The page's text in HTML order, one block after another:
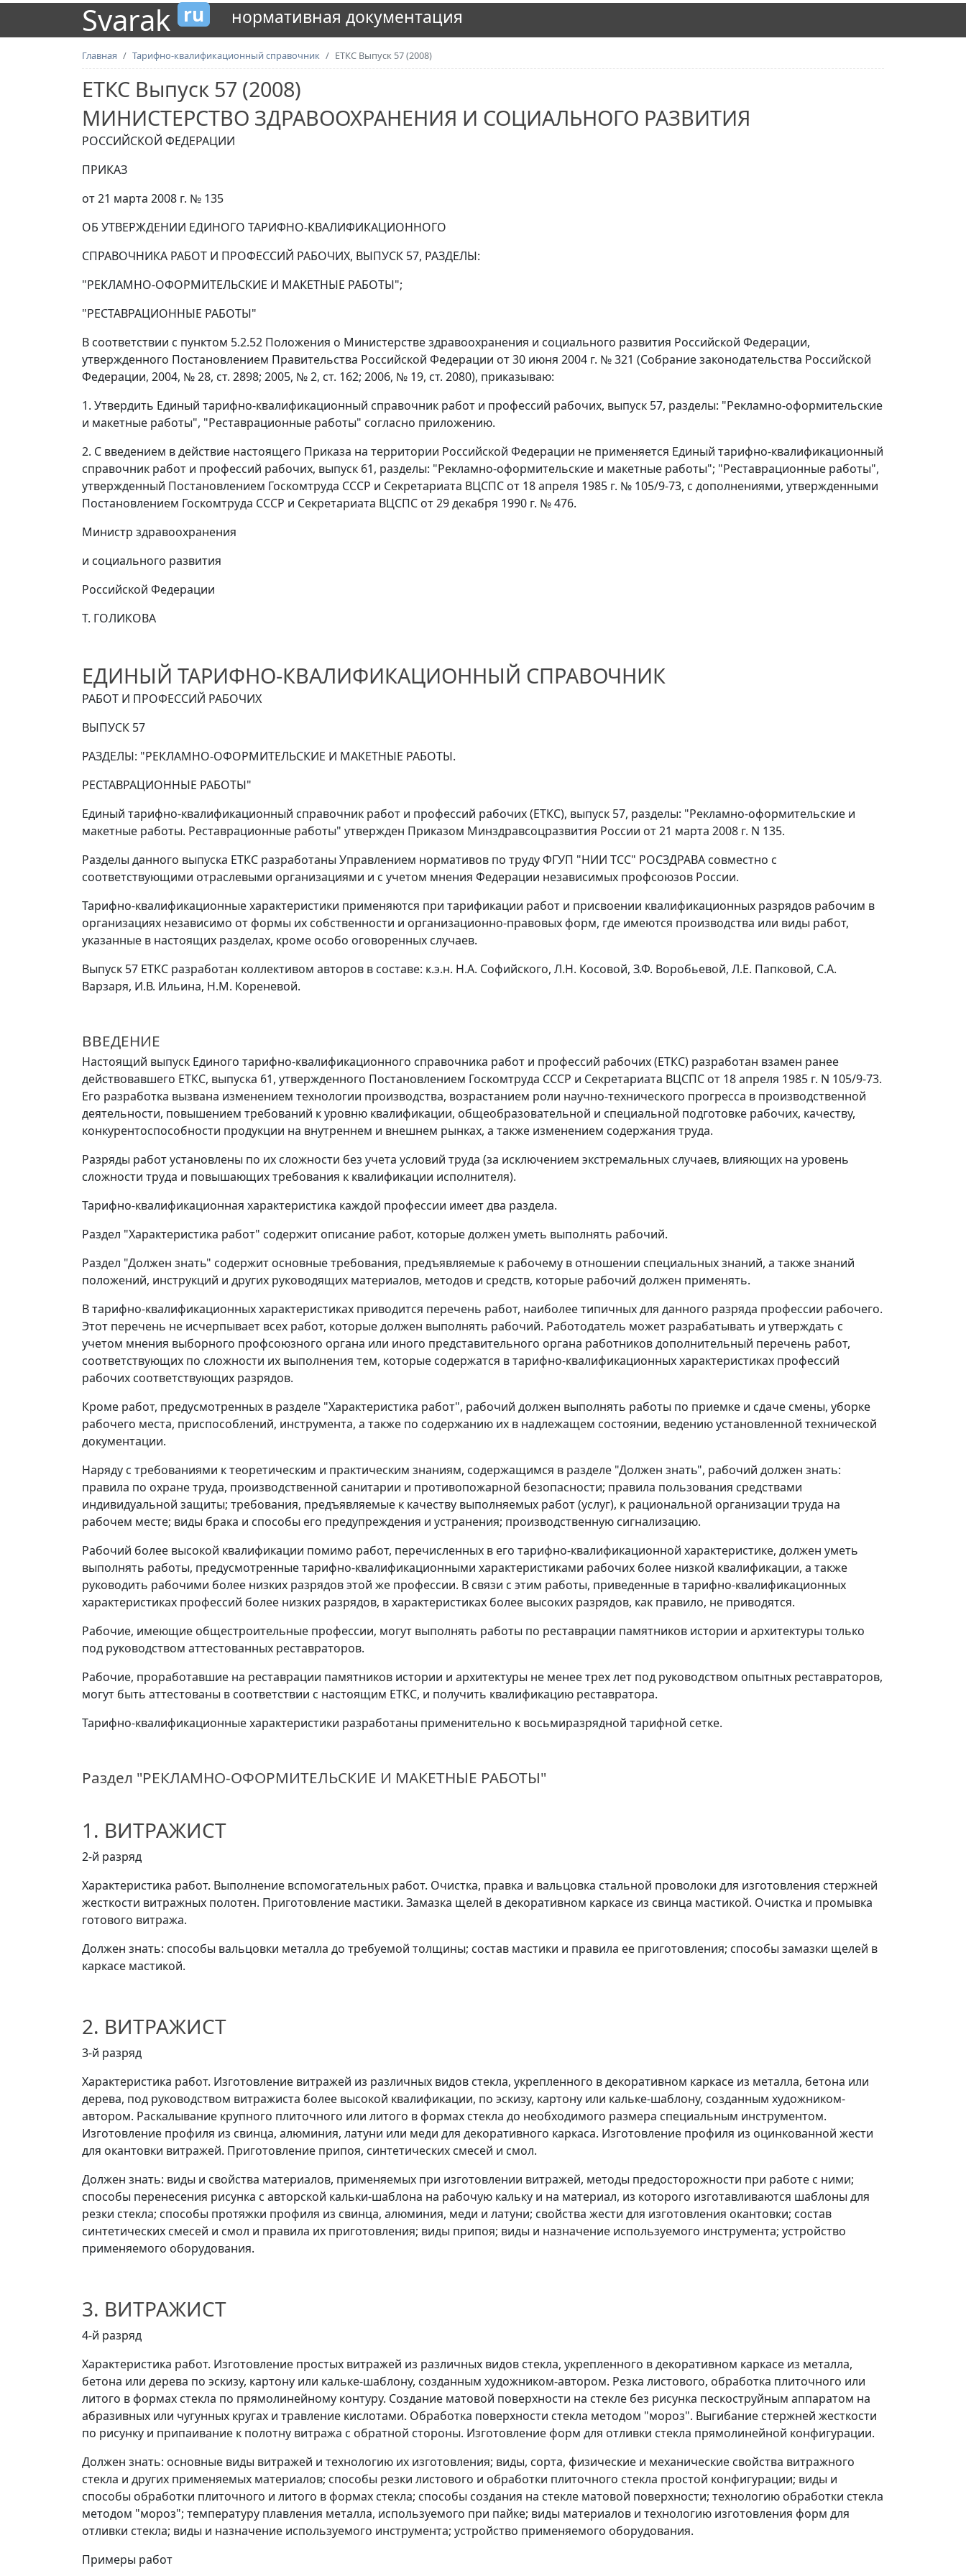
Svarak ru нормативная документация
Главная Тарифно-квалификационный справочник ЕТКС Выпуск 57 (2008)
ЕТКС Выпуск 57 (2008)
МИНИСТЕРСТВО ЗДРАВООХРАНЕНИЯ И СОЦИАЛЬНОГО РАЗВИТИЯ
РОССИЙСКОЙ ФЕДЕРАЦИИ
ПРИКАЗ
от 21 марта 2008 г. № 135
ОБ УТВЕРЖДЕНИИ ЕДИНОГО ТАРИФНО-КВАЛИФИКАЦИОННОГО
СПРАВОЧНИКА РАБОТ И ПРОФЕССИЙ РАБОЧИХ, ВЫПУСК 57, РАЗДЕЛЫ:
"РЕКЛАМНО-ОФОРМИТЕЛЬСКИЕ И МАКЕТНЫЕ РАБОТЫ";
"РЕСТАВРАЦИОННЫЕ РАБОТЫ"
В соответствии с пунктом 5.2.52 Положения о Министерстве здравоохранения и социального развития Российской Федерации,
утвержденного Постановлением Правительства Российской Федерации от 30 июня 2004 г. № 321 (Собрание законодательства Российской
Федерации, 2004, № 28, ст. 2898; 2005, № 2, ст. 162; 2006, № 19, ст. 2080), приказываю:
1. Утвердить Единый тарифно-квалификационный справочник работ и профессий рабочих, выпуск 57, разделы: "Рекламно-оформительские
и макетные работы", "Реставрационные работы" согласно приложению.
2. С введением в действие настоящего Приказа на территории Российской Федерации не применяется Единый тарифно-квалификационный
справочник работ и профессий рабочих, выпуск 61, разделы: "Рекламно-оформительские и макетные работы"; "Реставрационные работы",
утвержденный Постановлением Госкомтруда СССР и Секретариата ВЦСПС от 18 апреля 1985 г. № 105/9-73, с дополнениями, утвержденными
Постановлением Госкомтруда СССР и Секретариата ВЦСПС от 29 декабря 1990 г. № 476.
Министр здравоохранения
и социального развития
Российской Федерации
Т. ГОЛИКОВА
ЕДИНЫЙ ТАРИФНО-КВАЛИФИКАЦИОННЫЙ СПРАВОЧНИК
РАБОТ И ПРОФЕССИЙ РАБОЧИХ
ВЫПУСК 57
РАЗДЕЛЫ: "РЕКЛАМНО-ОФОРМИТЕЛЬСКИЕ И МАКЕТНЫЕ РАБОТЫ.
РЕСТАВРАЦИОННЫЕ РАБОТЫ"
Единый тарифно-квалификационный справочник работ и профессий рабочих (ЕТКС), выпуск 57, разделы: "Рекламно-оформительские и
макетные работы. Реставрационные работы" утвержден Приказом Минздравсоцразвития России от 21 марта 2008 г. N 135.
Разделы данного выпуска ЕТКС разработаны Управлением нормативов по труду ФГУП "НИИ ТСС" РОСЗДРАВА совместно с
соответствующими отраслевыми организациями и с учетом мнения Федерации независимых профсоюзов России.
Тарифно-квалификационные характеристики применяются при тарификации работ и присвоении квалификационных разрядов рабочим в
организациях независимо от формы их собственности и организационно-правовых форм, где имеются производства или виды работ,
указанные в настоящих разделах, кроме особо оговоренных случаев.
Выпуск 57 ЕТКС разработан коллективом авторов в составе: к.э.н. Н.А. Софийского, Л.Н. Косовой, З.Ф. Воробьевой, Л.Е. Папковой, С.А.
Варзаря, И.В. Ильина, Н.М. Кореневой.
ВВЕДЕНИЕ
Настоящий выпуск Единого тарифно-квалификационного справочника работ и профессий рабочих (ЕТКС) разработан взамен ранее
действовавшего ЕТКС, выпуска 61, утвержденного Постановлением Госкомтруда СССР и Секретариата ВЦСПС от 18 апреля 1985 г. N 105/9-73.
Его разработка вызвана изменением технологии производства, возрастанием роли научно-технического прогресса в производственной
деятельности, повышением требований к уровню квалификации, общеобразовательной и специальной подготовке рабочих, качеству,
конкурентоспособности продукции на внутреннем и внешнем рынках, а также изменением содержания труда.
Разряды работ установлены по их сложности без учета условий труда (за исключением экстремальных случаев, влияющих на уровень
сложности труда и повышающих требования к квалификации исполнителя).
Тарифно-квалификационная характеристика каждой профессии имеет два раздела.
Раздел "Характеристика работ" содержит описание работ, которые должен уметь выполнять рабочий.
Раздел "Должен знать" содержит основные требования, предъявляемые к рабочему в отношении специальных знаний, а также знаний
положений, инструкций и других руководящих материалов, методов и средств, которые рабочий должен применять.
В тарифно-квалификационных характеристиках приводится перечень работ, наиболее типичных для данного разряда профессии рабочего.
Этот перечень не исчерпывает всех работ, которые должен выполнять рабочий. Работодатель может разрабатывать и утверждать с
учетом мнения выборного профсоюзного органа или иного представительного органа работников дополнительный перечень работ,
соответствующих по сложности их выполнения тем, которые содержатся в тарифно-квалификационных характеристиках профессий
рабочих соответствующих разрядов.
Кроме работ, предусмотренных в разделе "Характеристика работ", рабочий должен выполнять работы по приемке и сдаче смены, уборке
рабочего места, приспособлений, инструмента, а также по содержанию их в надлежащем состоянии, ведению установленной технической
документации.
Наряду с требованиями к теоретическим и практическим знаниям, содержащимся в разделе "Должен знать", рабочий должен знать:
правила по охране труда, производственной санитарии и противопожарной безопасности; правила пользования средствами
индивидуальной защиты; требования, предъявляемые к качеству выполняемых работ (услуг), к рациональной организации труда на
рабочем месте; виды брака и способы его предупреждения и устранения; производственную сигнализацию.
Рабочий более высокой квалификации помимо работ, перечисленных в его тарифно-квалификационной характеристике, должен уметь
выполнять работы, предусмотренные тарифно-квалификационными характеристиками рабочих более низкой квалификации, а также
руководить рабочими более низких разрядов этой же профессии. В связи с этим работы, приведенные в тарифно-квалификационных
характеристиках профессий более низких разрядов, в характеристиках более высоких разрядов, как правило, не приводятся.
Рабочие, имеющие общестроительные профессии, могут выполнять работы по реставрации памятников истории и архитектуры только
под руководством аттестованных реставраторов.
Рабочие, проработавшие на реставрации памятников истории и архитектуры не менее трех лет под руководством опытных реставраторов,
могут быть аттестованы в соответствии с настоящим ЕТКС, и получить квалификацию реставратора.
Тарифно-квалификационные характеристики разработаны применительно к восьмиразрядной тарифной сетке.
Раздел "РЕКЛАМНО-ОФОРМИТЕЛЬСКИЕ И МАКЕТНЫЕ РАБОТЫ"
1. ВИТРАЖИСТ
2-й разряд
Характеристика работ. Выполнение вспомогательных работ. Очистка, правка и вальцовка стальной проволоки для изготовления стержней
жесткости витражных полотен. Приготовление мастики. Замазка щелей в декоративном каркасе из свинца мастикой. Очистка и промывка
готового витража.
Должен знать: способы вальцовки металла до требуемой толщины; состав мастики и правила ее приготовления; способы замазки щелей в
каркасе мастикой.
2. ВИТРАЖИСТ
3-й разряд
Характеристика работ. Изготовление витражей из различных видов стекла, укрепленного в декоративном каркасе из металла, бетона или
дерева, под руководством витражиста более высокой квалификации, по эскизу, картону или кальке-шаблону, созданным художником-
автором. Раскалывание крупного плиточного или литого в формах стекла до необходимого размера специальным инструментом.
Изготовление профиля из свинца, алюминия, латуни или меди для декоративного каркаса. Изготовление профиля из оцинкованной жести
для окантовки витражей. Приготовление припоя, синтетических смесей и смол.
Должен знать: виды и свойства материалов, применяемых при изготовлении витражей, методы предосторожности при работе с ними;
способы перенесения рисунка с авторской кальки-шаблона на рабочую кальку и на материал, из которого изготавливаются шаблоны для
резки стекла; способы протяжки профиля из свинца, алюминия, меди и латуни; свойства жести для изготовления окантовки; состав
синтетических смесей и смол и правила их приготовления; виды припоя; виды и назначение используемого инструмента; устройство
применяемого оборудования.
3. ВИТРАЖИСТ
4-й разряд
Характеристика работ. Изготовление простых витражей из различных видов стекла, укрепленного в декоративном каркасе из металла,
бетона или дерева по эскизу, картону или кальке-шаблону, созданным художником-автором. Резка листового, обработка плиточного или
литого в формах стекла по прямолинейному контуру. Создание матовой поверхности на стекле без рисунка пескоструйным аппаратом на
абразивных или чугунных кругах и травление кислотами. Обработка поверхности стекла методом "мороз". Выгибание стержней жесткости
по рисунку и припаивание к полотну витража с обратной стороны. Изготовление форм для отливки стекла прямолинейной конфигурации.
Должен знать: основные виды витражей и технологию их изготовления; виды, сорта, физические и механические свойства витражного
стекла и других применяемых материалов; способы резки листового и обработки плиточного стекла простой конфигурации; виды и
способы обработки плиточного и литого в формах стекла; способы создания на стекле матовой поверхности; технологию обработки стекла
методом "мороз"; температуру плавления металла, используемого при пайке; виды материалов и технологию изготовления форм для
отливки стекла; виды и назначение используемого инструмента; устройство применяемого оборудования.
Примеры работ